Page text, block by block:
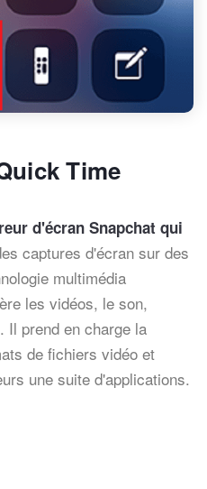
Time
d'écran Snapchat qui
captures d'écran sur des
multimédia
les vidéos, le son,
Il prend en charge la
de fichiers vidéo et
une suite d'applications.